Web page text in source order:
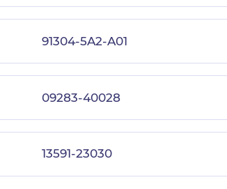
91304-5A2-A01
09283-40028
13591-23030